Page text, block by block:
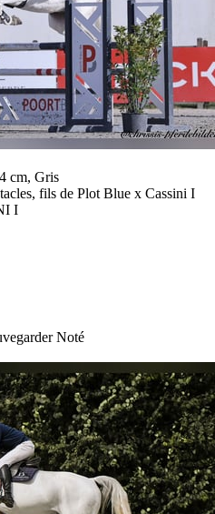
cm, Gris
fils de Plot Blue x Cassini I
I
Noté